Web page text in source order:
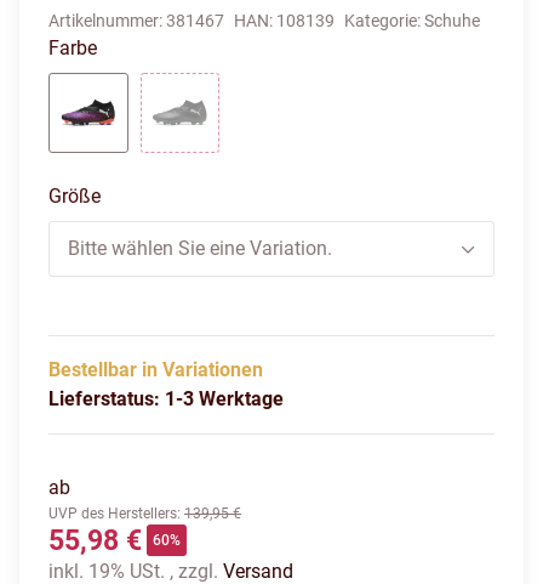
Artikelnummer:381467 HAN: 108139 Kategorie:Schuhe
Farbe
Größe
Bitte wählen Sie eine Variation.
Bestellbar in Variationen
Lieferstatus: 1-3 Werktage
ab
UVP des Herstellers: 139,95 €
55,98 € 60%
inkl. 19% USt. , zzgl. Versand